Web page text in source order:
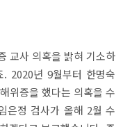
교사 의혹을 밝혀 기소하
2020년 9월부터 한명숙
위증을 했다는 의혹을 수
은정 검사가 올해 2월 수